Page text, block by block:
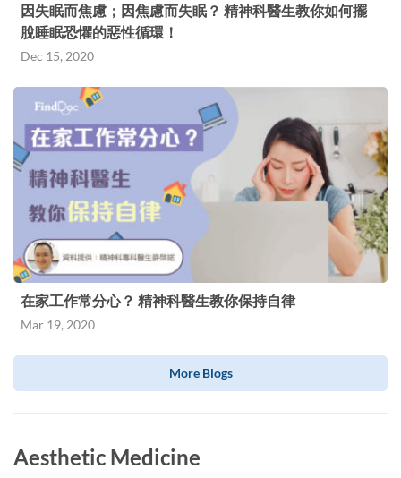
因失眠而焦慮；因焦慮而失眠？ 精神科醫生教你如何擺
脫睡眠恐懼的惡性循環！
Dec 15, 2020
在家工作常分心？ 精神科醫生教你保持自律
Mar 19, 2020
More Blogs
Aesthetic Medicine